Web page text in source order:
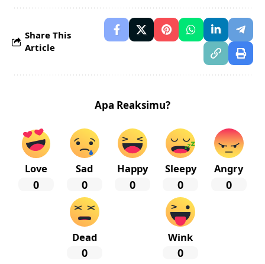
Share This
Article
Apa Reaksimu?
Love
0
Sad
0
Happy
0
Sleepy
0
Angry
0
Dead
0
Wink
0